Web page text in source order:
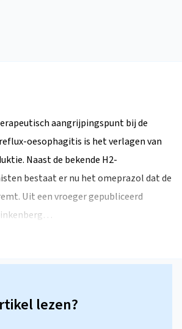
aangrijpingspunt bij de
oesophagitis is het verlagen van
Naast de bekende H2-
bestaat er nu het omeprazol dat de
Uit een vroeger gepubliceerd
lezen?